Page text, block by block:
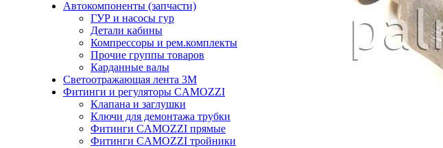
Автокомпоненты (запчасти)
ГУР и насосы гур
Детали кабины
Компрессоры и рем.комплекты
Прочие группы товаров
Карданные валы
Светоотражающая лента 3М
Фитинги и регуляторы CAMOZZI
Клапана и заглушки
Ключи для демонтажа трубки
Фитинги CAMOZZI прямые
Фитинги CAMOZZI тройники